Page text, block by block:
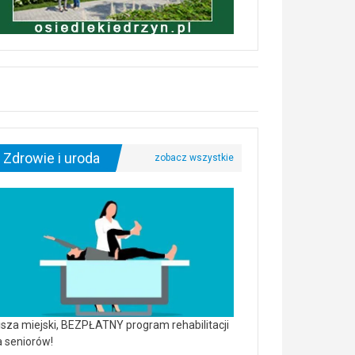
Zdrowie i uroda
miejski, BEZPŁATNY program rehabilitacji
seniorów!